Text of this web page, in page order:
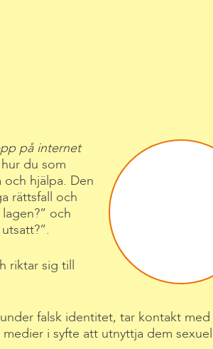
på internet
du som
och hjälpa. Den
rättsfall och
och
riktar sig till
falsk identitet, tar kontakt med
i syfte att utnyttja dem